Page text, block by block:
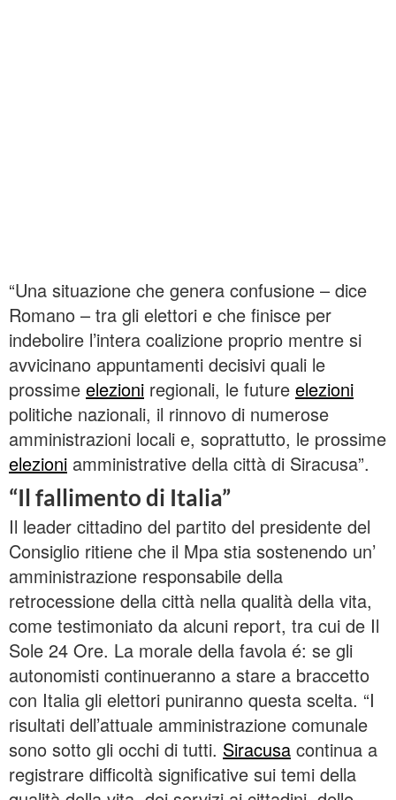
“Una situazione che genera confusione – dice
Romano – tra gli elettori e che finisce per
indebolire l’intera coalizione proprio mentre si
avvicinano appuntamenti decisivi quali le
prossime elezioni regionali, le future elezioni
politiche nazionali, il rinnovo di numerose
amministrazioni locali e, soprattutto, le prossime
elezioni amministrative della città di Siracusa”.
“Il fallimento di Italia”
Il leader cittadino del partito del presidente del
Consiglio ritiene che il Mpa stia sostenendo un’
amministrazione responsabile della
retrocessione della città nella qualità della vita,
come testimoniato da alcuni report, tra cui de Il
Sole 24 Ore. La morale della favola é: se gli
autonomisti continueranno a stare a braccetto
con Italia gli elettori puniranno questa scelta. “I
risultati dell’attuale amministrazione comunale
sono sotto gli occhi di tutti. Siracusa continua a
registrare difficoltà significative sui temi della